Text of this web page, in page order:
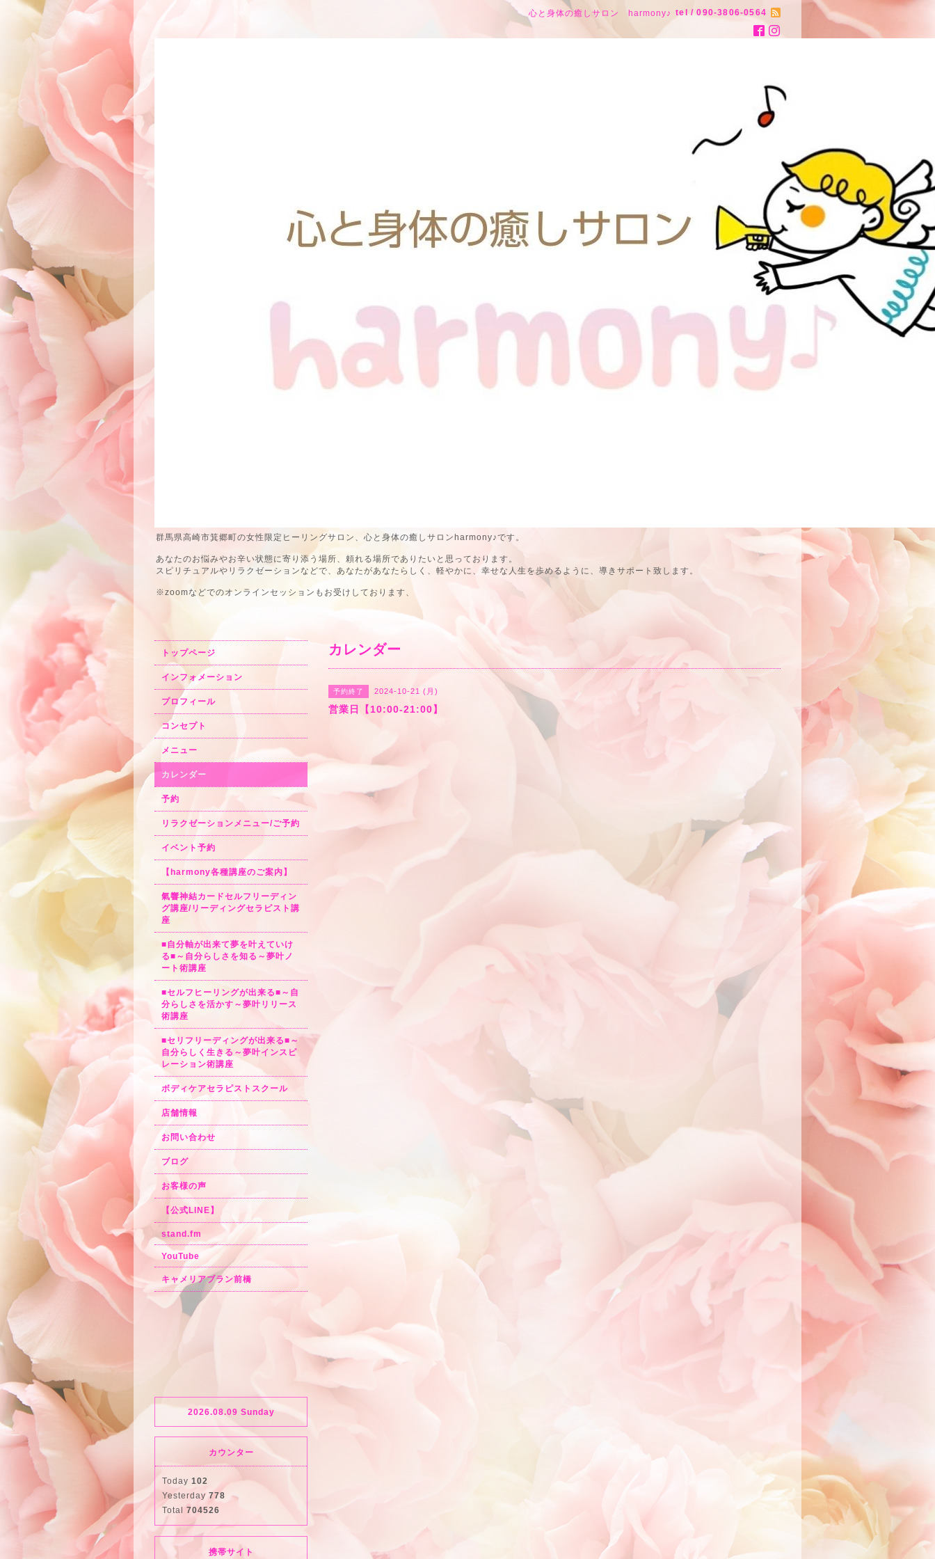
心と身体の癒しサロン harmony♪ tel / 090-3806-0564
群馬県高崎市箕郷町の女性限定ヒーリングサロン、心と身体の癒しサロンharmony♪です。
あなたのお悩みやお辛い状態に寄り添う場所、頼れる場所でありたいと思っております。
スピリチュアルやリラクゼーションなどで、あなたがあなたらしく、軽やかに、幸せな人生を歩めるように、導きサポート致します。
※zoomなどでのオンラインセッションもお受けしております、
カレンダー
予約終了 2024-10-21 (月)
営業日【10:00-21:00】
トップページ
インフォメーション
プロフィール
コンセプト
メニュー
カレンダー
予約
リラクゼーションメニュー/ご予約
イベント予約
【harmony各種講座のご案内】
氣響神結カードセルフリーディン
グ講座/リーディングセラピスト講
座
■自分軸が出来て夢を叶えていけ
る■～自分らしさを知る～夢叶ノ
ート術講座
■セルフヒーリングが出来る■～自
分らしさを活かす～夢叶リリース
術講座
■セリフリーディングが出来る■～
自分らしく生きる～夢叶インスピ
レーション術講座
ボディケアセラピストスクール
店舗情報
お問い合わせ
ブログ
お客様の声
【公式LINE】
stand.fm
YouTube
キャメリアブラン前橋
2026.08.09 Sunday
カウンター
Today 102
Yesterday 778
Total 704526
携帯サイト